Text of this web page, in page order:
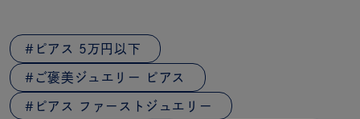
ピアス 5万円以下
ご褒美ジュエリー ピアス
ピアス ファーストジュエリー